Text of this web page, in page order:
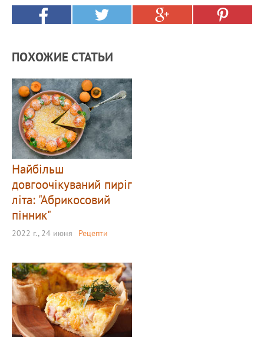
ПОХОЖИЕ СТАТЬИ
Найбільш
довгоочікуваний пиріг
літа: "Абрикосовий
пінник"
2022 г., 24 июня Рецепти